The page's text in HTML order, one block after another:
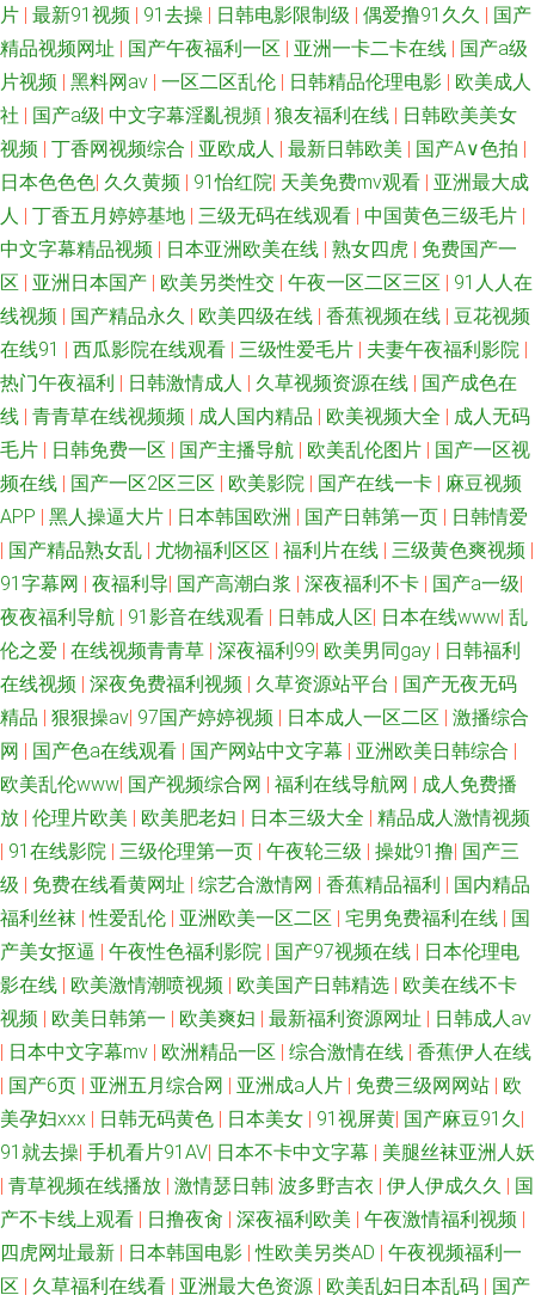
片 | 最新91视频 | 91去操 | 日韩电影限制级 | 偶爱撸91久久 | 国产
精品视频网址 | 国产午夜福利一区 | 亚洲一卡二卡在线 | 国产a级
片视频 | 黑料网av | 一区二区乱伦 | 日韩精品伦理电影 | 欧美成人
社 | 国产a级| 中文字幕淫亂視頻 | 狼友福利在线 | 日韩欧美美女
视频 | 丁香网视频综合 | 亚欧成人 | 最新日韩欧美 | 国产A∨色拍 |
日本色色色| 久久黄频 | 91怡红院| 天美免费mv观看 | 亚洲最大成
人 | 丁香五月婷婷基地 | 三级无码在线观看 | 中国黄色三级毛片 |
中文字幕精品视频 | 日本亚洲欧美在线 | 熟女四虎 | 免费国产一
区 | 亚洲日本国产 | 欧美另类性交 | 午夜一区二区三区 | 91人人在
线视频 | 国产精品永久 | 欧美四级在线 | 香蕉视频在线 | 豆花视频
在线91 | 西瓜影院在线观看 | 三级性爱毛片 | 夫妻午夜福利影院 |
热门午夜福利 | 日韩激情成人 | 久草视频资源在线 | 国产成色在
线 | 青青草在线视频频 | 成人国内精品 | 欧美视频大全 | 成人无码
毛片 | 日韩免费一区 | 国产主播导航 | 欧美乱伦图片 | 国产一区视
频在线 | 国产一区2区三区 | 欧美影院 | 国产在线一卡 | 麻豆视频
APP | 黑人操逼大片 | 日本韩国欧洲 | 国产日韩第一页 | 日韩情爱
| 国产精品熟女乱 | 尤物福利区区 | 福利片在线 | 三级黄色爽视频 |
91字幕网 | 夜福利导| 国产高潮白浆 | 深夜福利不卡 | 国产a一级|
夜夜福利导航 | 91影音在线观看 | 日韩成人区| 日本在线www| 乱
伦之爱 | 在线视频青青草 | 深夜福利99| 欧美男同gay | 日韩福利
在线视频 | 深夜免费福利视频 | 久草资源站平台 | 国产无夜无码
精品 | 狠狠操av| 97国产婷婷视频 | 日本成人一区二区 | 激播综合
网 | 国产色a在线观看 | 国产网站中文字幕 | 亚洲欧美日韩综合 |
欧美乱伦www| 国产视频综合网 | 福利在线导航网 | 成人免费播
放 | 伦理片欧美 | 欧美肥老妇 | 日本三级大全 | 精品成人激情视频
| 91在线影院 | 三级伦理第一页 | 午夜轮三级 | 操妣91撸| 国产三
级 | 免费在线看黄网址 | 综艺合激情网 | 香蕉精品福利 | 国内精品
福利丝袜 |性爱乱伦 | 亚洲欧美一区二区 | 宅男免费福利在线 | 国
产美女抠逼 | 午夜性色福利影院 | 国产97视频在线 | 日本伦理电
影在线 | 欧美激情潮喷视频 | 欧美国产日韩精选 | 欧美在线不卡
视频 | 欧美日韩第一 | 欧美爽妇 | 最新福利资源网址 | 日韩成人aⅴ
| 日本中文字幕mv | 欧洲精品一区 | 综合激情在线 | 香蕉伊人在线
| 国产6页 | 亚洲五月综合网 | 亚洲成a人片 | 免费三级网网站 | 欧
美孕妇xxx | 日韩无码黄色 | 日本美女 | 91视屏黄| 国产麻豆91久|
91就去操| 手机看片91AV| 日本不卡中文字幕 | 美腿丝袜亚洲人妖
| 青草视频在线播放 | 激情瑟日韩| 波多野吉衣 | 伊人伊成久久 | 国
产不卡线上观看 | 日撸夜肏 | 深夜福利欧美 | 午夜激情福利视频 |
四虎网址最新 | 日本韩国电影 |性欧美另类AD | 午夜视频福利一
区 | 久草福利在线看 | 亚洲最大色资源 | 欧美乱妇日本乱码 | 国产